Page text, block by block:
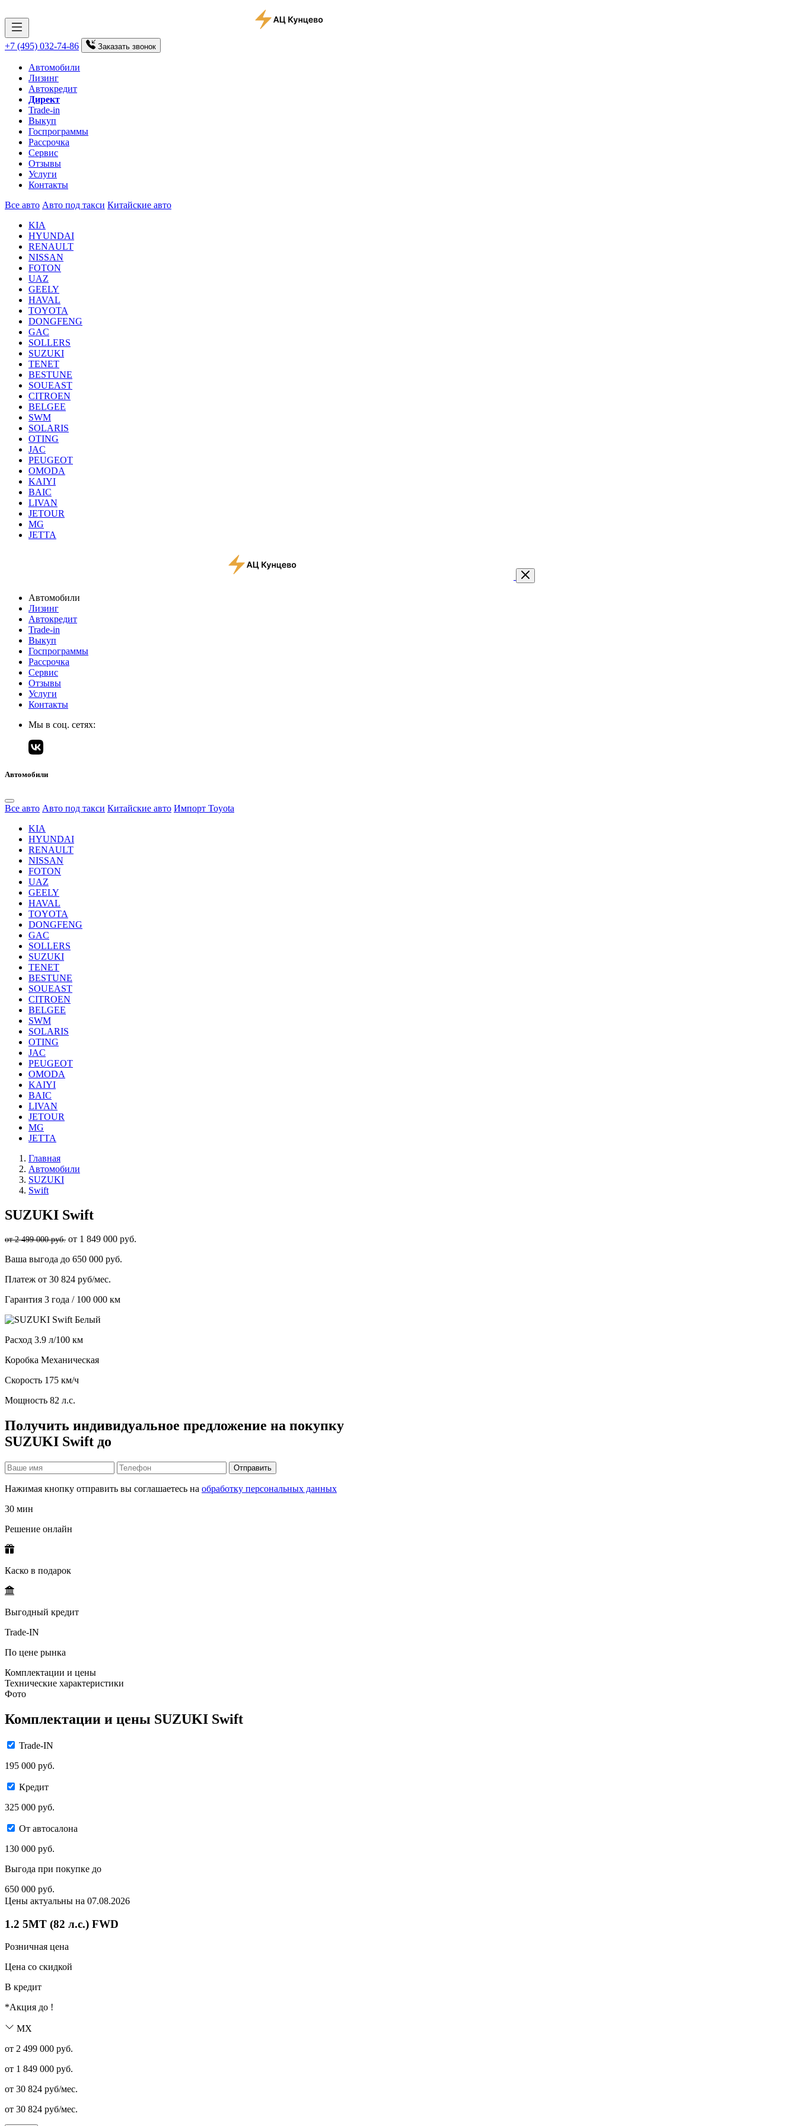
+7 (495) 032-74-86 Заказать звонок
Автомобили
Лизинг
Автокредит
Директ
Trade-in
Выкуп
Госпрограммы
Рассрочка
Сервис
Отзывы
Услуги
Контакты
Все авто Авто под такси Китайские авто
KIA
HYUNDAI
RENAULT
NISSAN
FOTON
UAZ
GEELY
HAVAL
TOYOTA
DONGFENG
GAC
SOLLERS
SUZUKI
TENET
BESTUNE
SOUEAST
CITROEN
BELGEE
SWM
SOLARIS
OTING
JAC
PEUGEOT
OMODA
KAIYI
BAIC
LIVAN
JETOUR
MG
JETTA
Автомобили
Лизинг
Автокредит
Trade-in
Выкуп
Госпрограммы
Рассрочка
Сервис
Отзывы
Услуги
Контакты
Мы в соц. сетях:
Автомобили
Все авто Авто под такси Китайские авто Импорт Toyota
KIA
HYUNDAI
RENAULT
NISSAN
FOTON
UAZ
GEELY
HAVAL
TOYOTA
DONGFENG
GAC
SOLLERS
SUZUKI
TENET
BESTUNE
SOUEAST
CITROEN
BELGEE
SWM
SOLARIS
OTING
JAC
PEUGEOT
OMODA
KAIYI
BAIC
LIVAN
JETOUR
MG
JETTA
Главная
Автомобили
SUZUKI
Swift
SUZUKI Swift
от 2 499 000 руб. от 1 849 000 руб.
Ваша выгода до 650 000 руб.
Платеж от 30 824 руб/мес.
Гарантия 3 года / 100 000 км
Расход 3.9 л/100 км
Коробка Механическая
Скорость 175 км/ч
Мощность 82 л.с.
Получить индивидуальное предложение на покупку
SUZUKI Swift до
Отправить
Нажимая кнопку отправить вы соглашаетесь на обработку персональных данных
30 мин
Решение онлайн
Каско в подарок
Выгодный кредит
Trade-IN
По цене рынка
Комплектации и цены
Технические характеристики
Фото
Комплектации и цены SUZUKI Swift
Trade-IN
195 000 руб.
Кредит
325 000 руб.
От автосалона
130 000 руб.
Выгода при покупке до
650 000 руб.
Цены актуальны на 07.08.2026
1.2 5MT (82 л.с.) FWD
Розничная цена
Цена со скидкой
В кредит
*Акция до !
MX
от 2 499 000 руб.
от 1 849 000 руб.
от 30 824 руб/мес.
от 30 824 руб/мес.